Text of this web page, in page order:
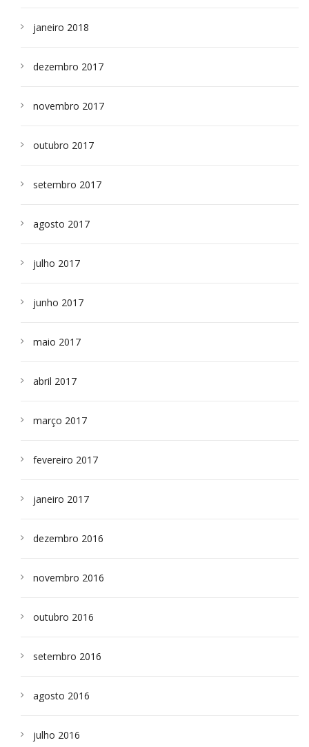
janeiro 2018
dezembro 2017
novembro 2017
outubro 2017
setembro 2017
agosto 2017
julho 2017
junho 2017
maio 2017
abril 2017
março 2017
fevereiro 2017
janeiro 2017
dezembro 2016
novembro 2016
outubro 2016
setembro 2016
agosto 2016
julho 2016